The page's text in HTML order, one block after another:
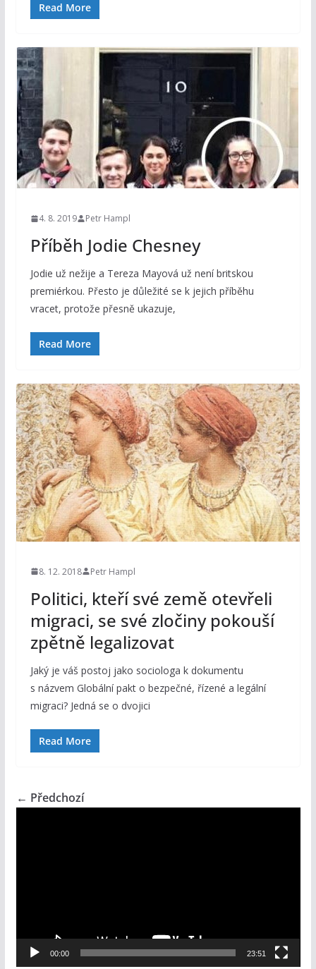
Read More
4. 8. 2019 Petr Hampl
Příběh Jodie Chesney
Jodie už nežije a Tereza Mayová už není britskou
premiérkou. Přesto je důležité se k jejich příběhu
vracet, protože přesně ukazuje,
Read More
8. 12. 2018 Petr Hampl
Politici, kteří své země otevřeli
migraci, se své zločiny pokouší
zpětně legalizovat
Jaký je váš postoj jako sociologa k dokumentu
s názvem Globální pakt o bezpečné, řízené a legální
migraci? Jedná se o dvojici
Read More
← Předchozí
e
00:00 23:51